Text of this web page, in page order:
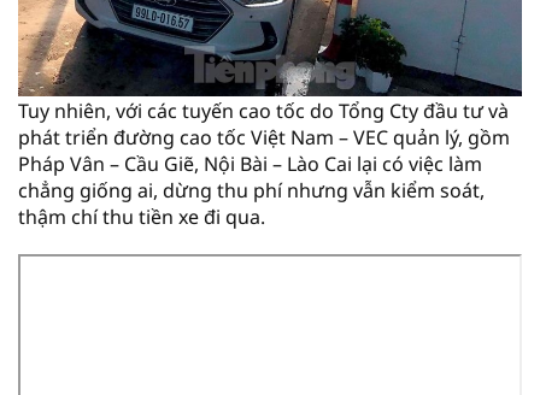
Tuy nhiên, với các tuyến cao tốc do Tổng Cty đầu tư và
phát triển đường cao tốc Việt Nam – VEC quản lý, gồm
Pháp Vân – Cầu Giẽ, Nội Bài – Lào Cai lại có việc làm
chẳng giống ai, dừng thu phí nhưng vẫn kiểm soát,
thậm chí thu tiền xe đi qua.